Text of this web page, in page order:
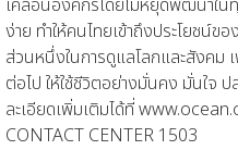
เคลื่อนองค์กรโดยไม่หยุดพัฒนาใน
ง่าย ทำให้คนไทยเข้าถึงประโยชน์
ส่วนหนึ่งในการดูแลโลกและสังค
ต่อไป ให้ใช้ชีวิตอย่างมั่นคง มั่นใจ
ละเอียดเพิ่มเติมได้ที่
CONTACT CENTER 1503